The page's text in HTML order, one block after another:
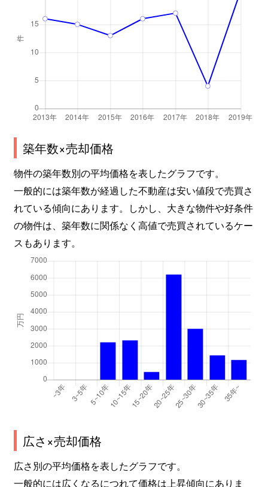
築年数×売却価格
物件の築年数別の平均価格を表したグラフです。
一般的には築年数が経過した不動産は安い値段で売買さ
れている傾向にあります。しかし、大きな物件や好条件
の物件は、築年数に関係なく高値で売買されているケー
スもあります。
広さ×売却価格
広さ別の平均価格を表したグラフです。
一般的には広くなるにつれて価格は上昇傾向にありま